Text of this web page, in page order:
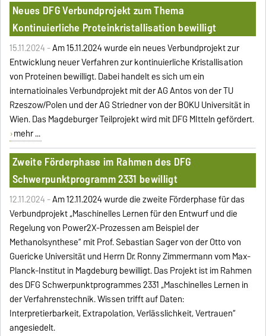
Neues DFG Verbundprojekt zum Thema
Kontinuierliche Proteinkristallisation bewilligt
15.11.2024 -Am 15.11.2024 wurde ein neues Verbundprojekt zur
Entwicklung neuer Verfahren zur kontinuierliche Kristallisation
von Proteinen bewilligt. Dabei handelt es sich um ein
internatioinales Verbundprojekt mit der AG Antos von der TU
Rzeszow/Polen und der AG Striedner von der BOKU Universität in
Wien. Das Magdeburger Teilprojekt wird mit DFG MItteln gefördert.
mehr ...
Zweite Förderphase im Rahmen des DFG
Schwerpunktprogramm 2331 bewilligt
12.11.2024 -Am 12.11.2024 wurde die zweite Förderphase für das
Verbundprojekt„Maschinelles Lernen für den Entwurf und die
Regelung von Power2X-Prozessen am Beispiel der
Methanolsynthese“ mit Prof. Sebastian Sager von der Otto von
Guericke Universität und Herrn Dr. Ronny Zimmermann vom Max-
Planck-Institut in Magdeburg bewilligt. Das Projekt ist im Rahmen
des DFG Schwerpunktprogrammes 2331 „Maschinelles Lernen in
der Verfahrenstechnik. Wissen trifft auf Daten:
Interpretierbarkeit, Extrapolation, Verlässlichkeit, Vertrauen“
angesiedelt.